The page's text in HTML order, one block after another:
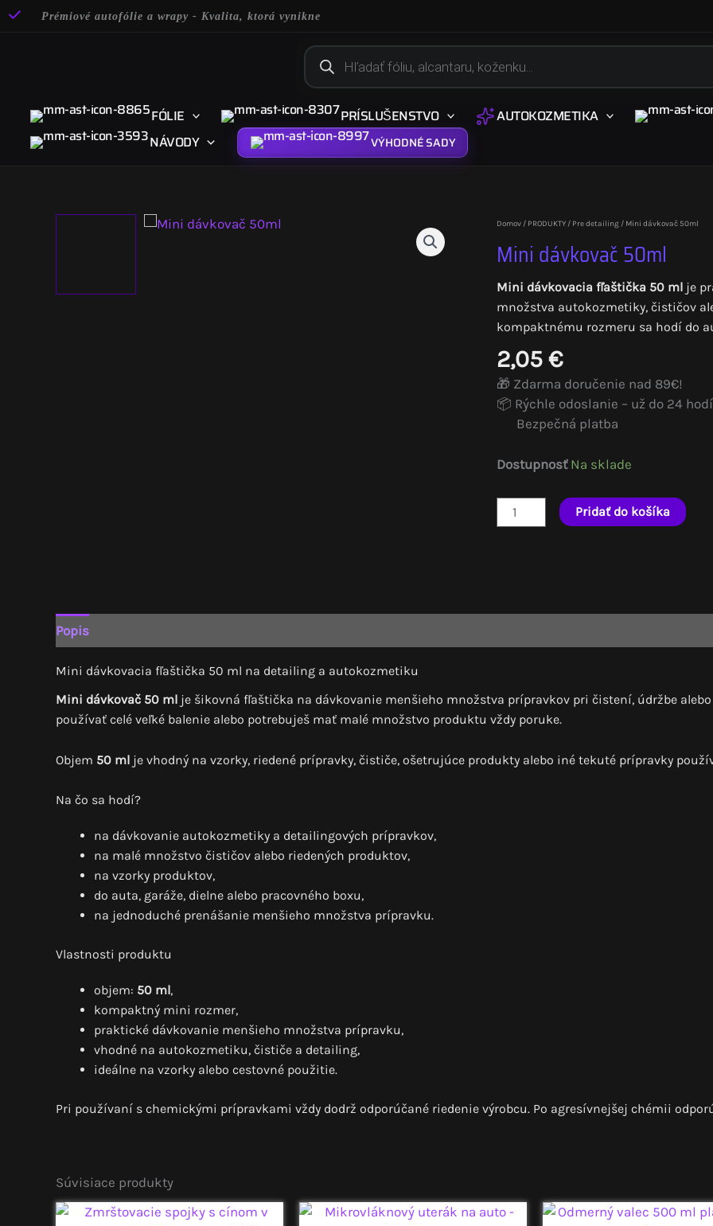
PreskočiťPrémiové autofólie a wrapy - Kvalita, ktorá vynikne
Products
search
FÓLIE PRÍSLUŠENSTVO
AUTOKOZMETIKA
NÁVODY
VÝHODNÉ SADY
Domov/ PRODUKTY/ Pre detailing/ Mini dávkovač 50ml
Mini dávkovač 50ml
Mini dávkovacia fľaštička 50 mlje
množstva autokozmetiky, čističov
kompaktnému rozmeru sa hodí do
2,05€
🎁 Zdarma doručenie nad 89€!
📦 Rýchle odoslanie – už do 24
Bezpečná platba
Dostupnosť Na sklade
množstvo
Mini
Pridať do košíka
Popis
Mini dávkovacia fľaštička 50 ml na detailing a autokozmetiku
Mini dávkovač 50 ml je šikovná fľaštička na dávkovanie menšieho množstva prípravkov pri čistení, údržbe
používať celé veľké balenie alebo potrebuješ mať malé množstvo produktu vždy poruke.
Objem 50 ml je vhodný na vzorky, riedené prípravky, čističe, ošetrujúce produkty alebo iné tekuté prípravky
Na čo sa hodí?
na dávkovanie autokozmetiky a detailingových prípravkov,
na malé množstvo čističov alebo riedených produktov,
na vzorky produktov,
do auta, garáže, dielne alebo pracovného boxu,
na jednoduché prenášanie menšieho množstva prípravku.
Vlastnosti produktu
objem: 50 ml,
kompaktný mini rozmer,
praktické dávkovanie menšieho množstva prípravku,
vhodné na autokozmetiku, čističe a detailing,
ideálne na vzorky alebo cestovné použitie.
Pri používaní s chemickými prípravkami vždy dodrž odporúčané riedenie výrobcu. Po agresívnejšej chémii
Súvisiace produkty